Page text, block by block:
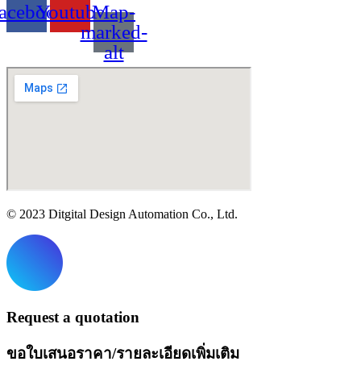
YoutubeMap-
marked-
alt
© 2023 Ditgital Design Automation Co., Ltd.
Request a quotation
ขอใบเสนอราคา/รายละเอียดเพิ่มเติม